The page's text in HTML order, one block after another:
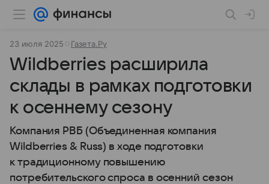
23 июля 2025 Газета.Ру
Wildberries расширила
склады в рамках подготовки
к осеннему сезону
Компания РВБ (Объединенная компания
Wildberries & Russ) в ходе подготовки
к традиционному повышению
потребительского спроса в осенний сезон